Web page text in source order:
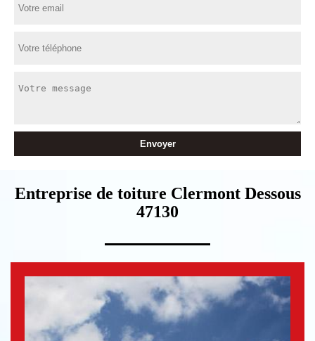
Entreprise de toiture Clermont Dessous
47130